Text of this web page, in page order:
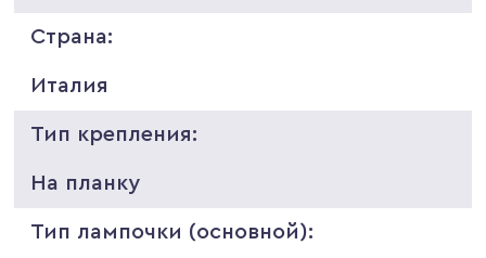
Страна:
Италия
Тип крепления:
На планку
Тип лампочки (основной):